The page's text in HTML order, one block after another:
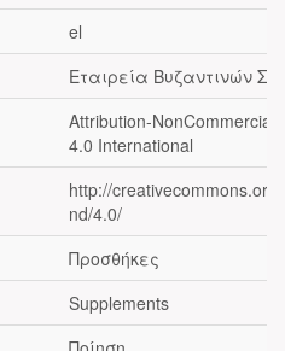
el
Εταιρεία Βυζαντινών
Attribution-
4.0 International
http://
nd/4.0/
Προσθήκες
Supplements